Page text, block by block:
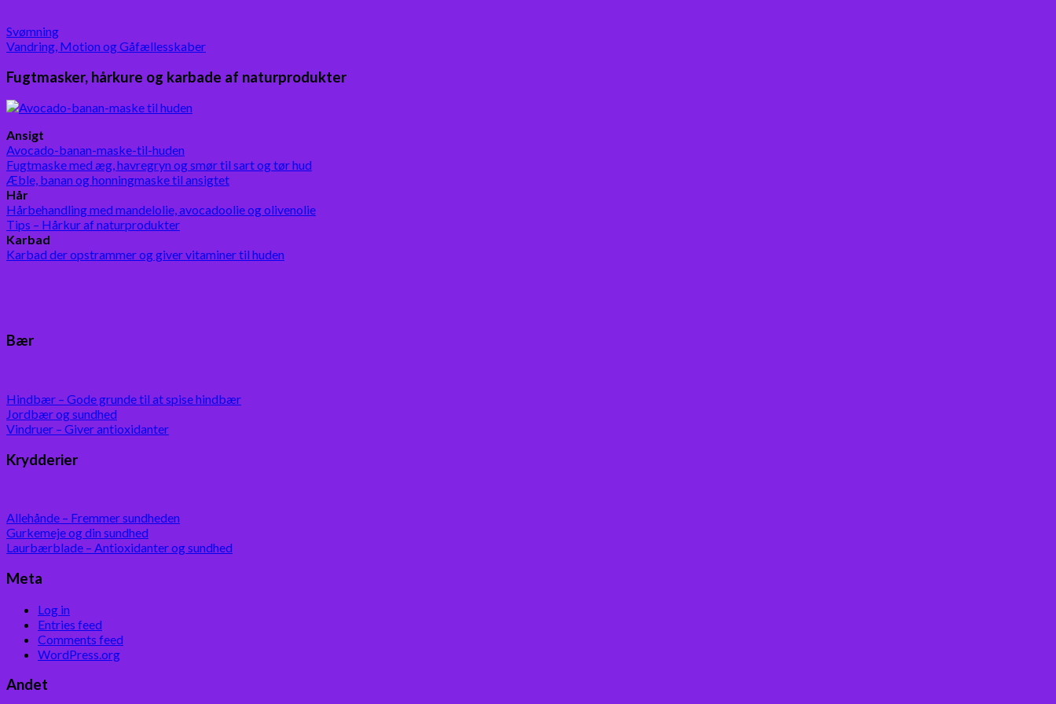
Svømning
Vandring, Motion og Gåfællesskaber
Fugtmasker, hårkure og karbade af naturprodukter
Ansigt
Avocado-banan-maske-til-huden
Fugtmaske med æg, havregryn og smør til sart og tør hud
Æble, banan og honningmaske til ansigtet
Hår
Hårbehandling med mandelolie, avocadoolie og olivenolie
Tips – Hårkur af naturprodukter
Karbad
Karbad der opstrammer og giver vitaminer til huden
Bær
Hindbær – Gode grunde til at spise hindbær
Jordbær og sundhed
Vindruer – Giver antioxidanter
Krydderier
Allehånde – Fremmer sundheden
Gurkemeje og din sundhed
Laurbærblade – Antioxidanter og sundhed
Meta
Log in
Entries feed
Comments feed
WordPress.org
Andet